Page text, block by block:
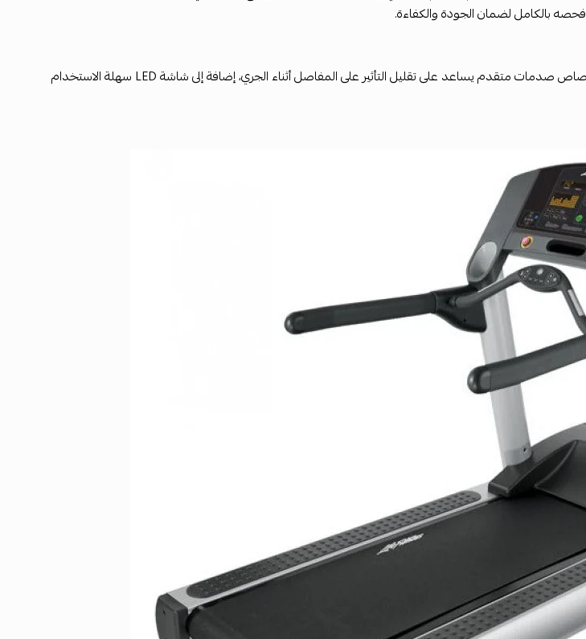
بالكامل لضمان الجودة والكفاءة.
يتميز الجهاز بتصميم قوي مع نظام امتصاص صدمات متقدم يساعد على تقليل التأثير على المفاصل أثناء الجري، إضافة إلى شاشة LED سهلة الاستخدام